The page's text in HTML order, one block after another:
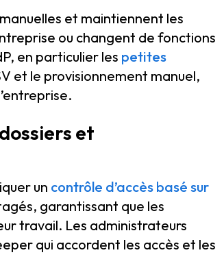
et maintiennent les
ou changent de fonctions
en particulier les petites
et le provisionnement manuel,
et
un contrôle d’accès basé sur
garantissant que les
travail. Les administrateurs
qui accordent les accès et les